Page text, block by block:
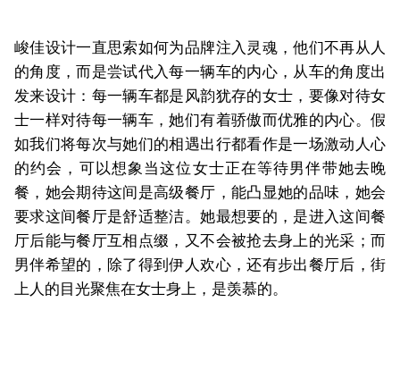
峻佳设计一直思索如何为品牌注入灵魂，他们不再从人
的角度，而是尝试代入每一辆车的内心，从车的角度出
发来设计：每一辆车都是风韵犹存的女士，要像对待女
士一样对待每一辆车，她们有着骄傲而优雅的内心。假
如我们将每次与她们的相遇出行都看作是一场激动人心
的约会，可以想象当这位女士正在等待男伴带她去晚
餐，她会期待这间是高级餐厅，能凸显她的品味，她会
要求这间餐厅是舒适整洁。她最想要的，是进入这间餐
厅后能与餐厅互相点缀，又不会被抢去身上的光采；而
男伴希望的，除了得到伊人欢心，还有步出餐厅后，街
上人的目光聚焦在女士身上，是羡慕的。